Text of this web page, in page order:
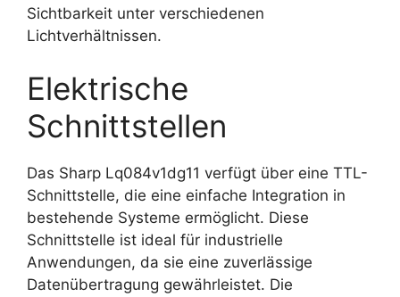
Sichtbarkeit unter verschiedenen
Lichtverhältnissen.
Elektrische
Schnittstellen
Das Sharp Lq084v1dg11 verfügt über eine TTL-
Schnittstelle, die eine einfache Integration in
bestehende Systeme ermöglicht. Diese
Schnittstelle ist ideal für industrielle
Anwendungen, da sie eine zuverlässige
Datenübertragung gewährleistet. Die